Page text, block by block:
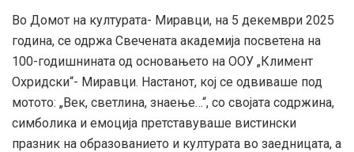
Во Домот на културата- Миравци, на 5 декември 2025
година, се одржа Свечената академија посветена на
100-годишнината од основањето на ООУ „Климент
Охридски“- Миравци. Настанот, кој се одвиваше под
мотото: „Век, светлина, знаење…“, со својата содржина,
симболика и емоција претставуваше вистински
празник на образованието и културата во заедницата, а